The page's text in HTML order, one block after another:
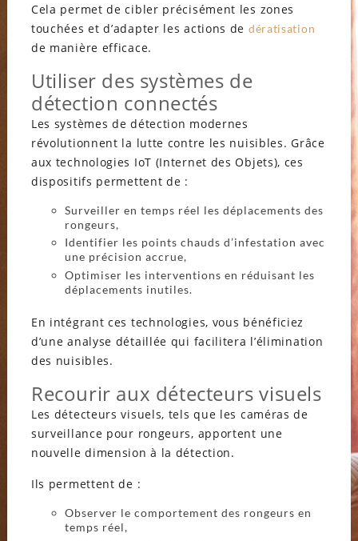
Cela permet de cibler précisément les zones
touchées et d’adapter les actions de dératisation
de manière efficace.
Utiliser des systèmes de
détection connectés
Les systèmes de détection modernes
révolutionnent la lutte contre les nuisibles. Grâce
aux technologies IoT (Internet des Objets), ces
dispositifs permettent de :
Surveiller en temps réel les déplacements des
rongeurs,
Identifier les points chauds d’infestation avec
une précision accrue,
Optimiser les interventions en réduisant les
déplacements inutiles.
En intégrant ces technologies, vous bénéficiez
d’une analyse détaillée qui facilitera l’élimination
des nuisibles.
Recourir aux détecteurs visuels
Les détecteurs visuels, tels que les caméras de
surveillance pour rongeurs, apportent une
nouvelle dimension à la détection.
Ils permettent de :
Observer le comportement des rongeurs en
temps réel,